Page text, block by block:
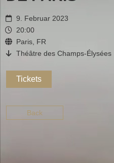
9. Februar 2023
20:00
Paris, FR
Théâtre des Champs-Élysées
Tickets
Back